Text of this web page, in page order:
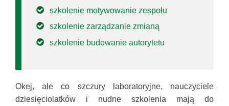
szkolenie motywowanie zespołu
szkolenie zarządzanie zmianą
szkolenie budowanie autorytetu
Okej, ale co szczury laboratoryjne, nauczyciele
dziesięciolatków i nudne szkolenia mają do